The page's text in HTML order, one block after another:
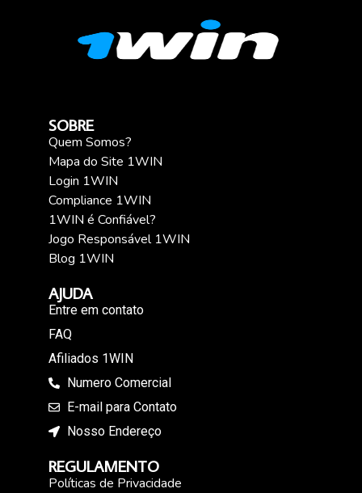
SOBRE
Quem Somos?
Mapa do Site 1WIN
Login 1WIN
Compliance 1WIN
1WIN é Confiável?
Jogo Responsável 1WIN
Blog 1WIN
AJUDA
Entre em contato
FAQ
Afiliados 1WIN
Numero Comercial
E-mail para Contato
Nosso Endereço
REGULAMENTO
Políticas de Privacidade